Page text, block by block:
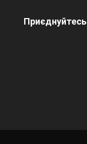
Приєднуйтесь